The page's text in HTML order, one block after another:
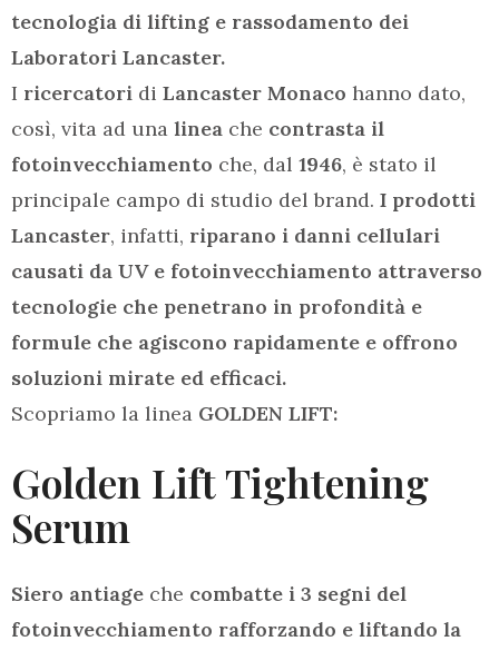
tecnologia di lifting e rassodamento dei
Laboratori Lancaster.
I ricercatori di Lancaster Monaco hanno dato,
così, vita ad una linea che contrasta il
fotoinvecchiamento che, dal 1946, è stato il
principale campo di studio del brand. I prodotti
Lancaster, infatti, riparano i danni cellulari
causati da UV e fotoinvecchiamento attraverso
tecnologie che penetrano in profondità e
formule che agiscono rapidamente e offrono
soluzioni mirate ed efficaci.
Scopriamo la linea GOLDEN LIFT:
Golden Lift Tightening
Serum
Siero antiage che combatte i 3 segni del
fotoinvecchiamento rafforzando e liftando la